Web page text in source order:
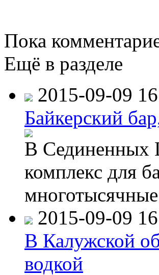
Пока
Ещё в разделе
2015-09-09
Байкерский
В Сединенных
комплекс для
2015-09-09
В Калужской
водкой